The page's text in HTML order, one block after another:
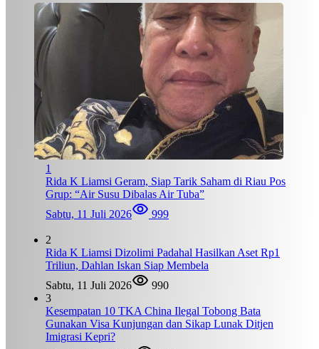
1
Rida K Liamsi Geram, Siap Tarik Saham di Riau Pos
Grup: “Air Susu Dibalas Air Tuba”
Sabtu, 11 Juli 2026
999
2
Rida K Liamsi Dizolimi Padahal Hasilkan Aset Rp1
Triliun, Dahlan Iskan Siap Membela
Sabtu, 11 Juli 2026
990
3
Kesempatan 10 TKA China Ilegal Tobong Bata
Gunakan Visa Kunjungan dan Sikap Lunak Ditjen
Imigrasi Kepri?